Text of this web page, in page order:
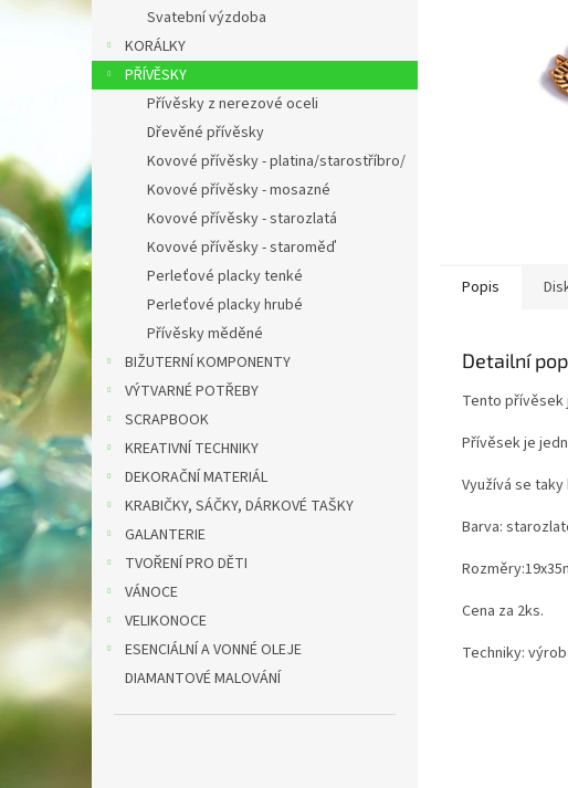
n
l
Svatební výzdoba
KORÁLKY
PŘÍVĚSKY
Přívěsky z nerezové oceli
Dřevěné přívěsky
Kovové přívěsky - platina/starostříbro/
Kovové přívěsky - mosazné
Kovové přívěsky - starozlatá
Kovové přívěsky - staroměď
Perleťové placky tenké
Perleťové placky hrubé
Přívěsky měděné
BIŽUTERNÍ KOMPONENTY
VÝTVARNÉ POTŘEBY
SCRAPBOOK
KREATIVNÍ TECHNIKY
DEKORAČNÍ MATERIÁL
KRABIČKY, SÁČKY, DÁRKOVÉ TAŠKY
GALANTERIE
TVOŘENÍ PRO DĚTI
VÁNOCE
VELIKONOCE
ESENCIÁLNÍ A VONNÉ OLEJE
DIAMANTOVÉ MALOVÁNÍ
Popis
Detailní
Tento přívěsek
Přívěsek je
Využívá se
Barva:
Cena za 2ks.
Techniky: